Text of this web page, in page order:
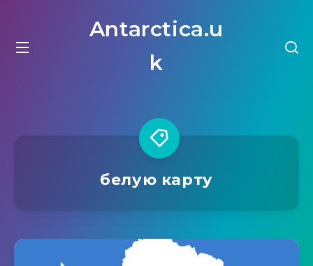
Antarctica.u
k
белую карту